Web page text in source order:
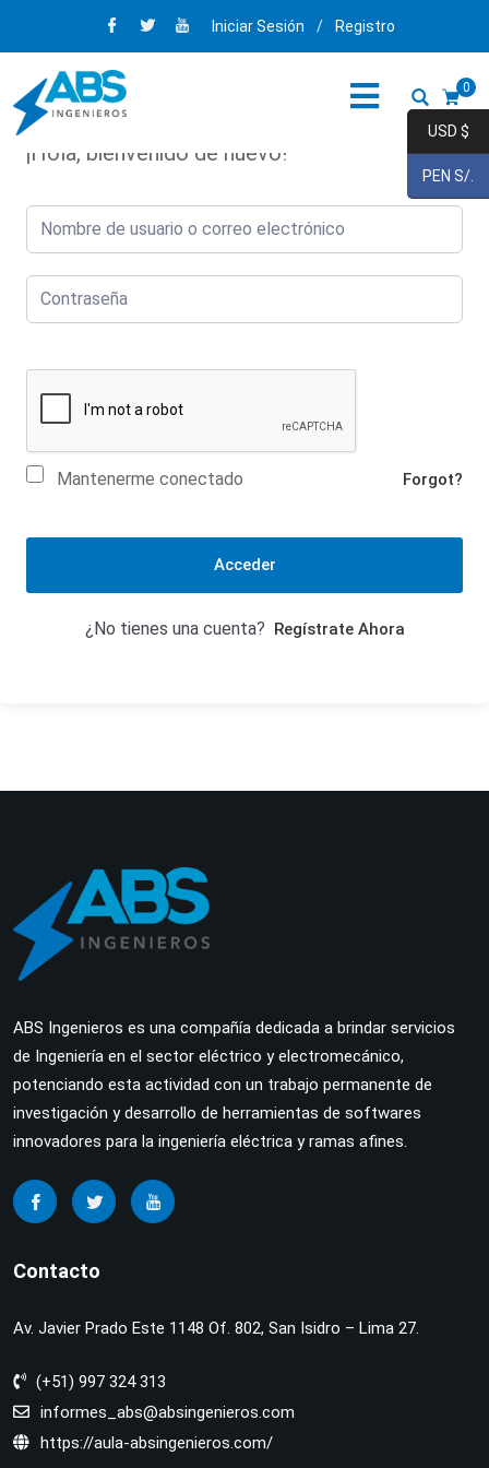
Iniciar Sesión / Registro
0
¡Hola, bienvenido de nuevo!
Mantenerme conectado Forgot?
Acceder
¿No tienes una cuenta? Regístrate Ahora
ABS Ingenieros es una compañía dedicada a brindar servicios
de Ingeniería en el sector eléctrico y electromecánico,
potenciando esta actividad con un trabajo permanente de
investigación y desarrollo de herramientas de softwares
innovadores para la ingeniería eléctrica y ramas afines.
Contacto
Av. Javier Prado Este 1148 Of. 802, San Isidro – Lima 27.
(+51) 997 324 313
informes_abs@absingenieros.com
https://aula-absingenieros.com/
USD $
PEN S/.